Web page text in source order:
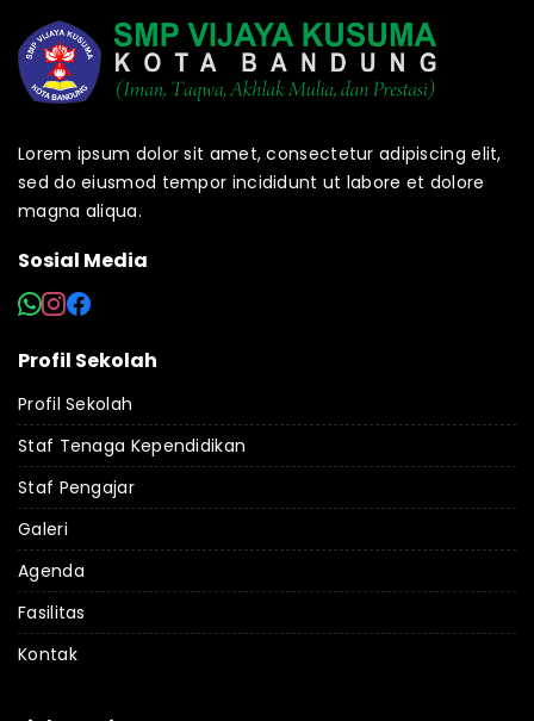
Lorem ipsum dolor sit amet, consectetur adipiscing elit,
sed do eiusmod tempor incididunt ut labore et dolore
magna aliqua.
Sosial Media
Profil Sekolah
Profil Sekolah
Staf Tenaga Kependidikan
Staf Pengajar
Galeri
Agenda
Fasilitas
Kontak